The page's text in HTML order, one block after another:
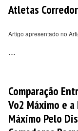
Atletas
Artigo apresentado no
...
Comparação
Vo2 Máximo e
Máximo Pelo